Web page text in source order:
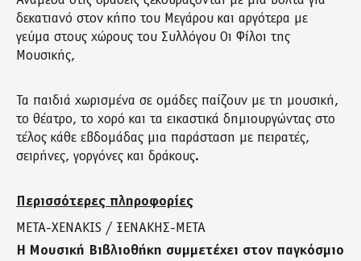
δεκατιανό στον κήπο του Μεγάρου και αργότερα με
γεύμα στους χώρους του Συλλόγου Οι Φίλοι της
Μουσικής,
Τα παιδιά χωρισμένα σε ομάδες παίζουν με τη μουσική,
το θέατρο, το χορό και τα εικαστικά δημιουργώντας στο
τέλος κάθε εβδομάδας μια παράσταση με πειρατές,
σειρήνες, γοργόνες και δράκους.
Περισσότερες πληροφορίες
META-XENAKIS / ΞΕΝΑΚΗΣ-ΜΕΤΑ
Η Μουσική Βιβλιοθήκη συμμετέχει στον παγκόσμιο